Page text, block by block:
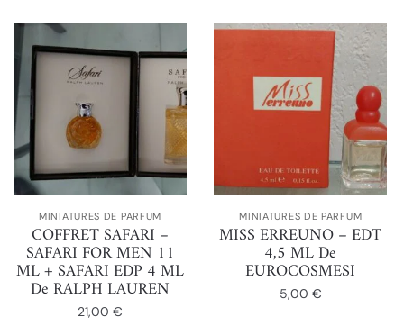
MINIATURES DE PARFUM
COFFRET SAFARI –
SAFARI FOR MEN 11
ML + SAFARI EDP 4 ML
De RALPH LAUREN
21,00€
MINIATURES DE PARFUM
MISS ERREUNO – EDT
4,5 ML De
EUROCOSMESI
5,00 €